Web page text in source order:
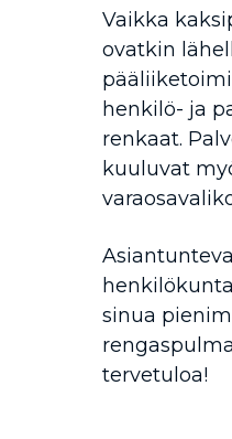
Vaikka
ovatkin
henkilö- ja
renkaat.
kuuluvat
Asiantunteva
sinua
tervetuloa!